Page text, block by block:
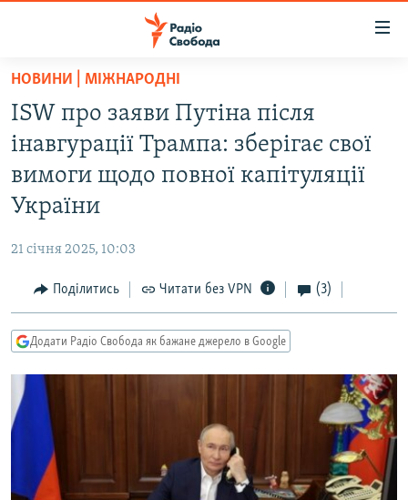
Перейти
основного
матеріалу
до
основної
Перейти
пошуку
ВСЕ ЗА ДОБУ
ПОЛІТИКА
КУЛЬТУРА
СПОРТ
СВІТ
ВІЙНА
ДОНБАС.РЕАЛІЇ
КРИМ.РЕАЛІЇ
ТИ ЯК?
КИТАЙ.ВИКЛИКИ
МУЛЬТИМЕДІА
ФОТО
СПЕЦПРОЄКТИ
НОВИНИ | МІЖНАРОДНІ
ISW про заяви Путіна після
інавгурації Трампа: зберігає свої
вимоги щодо повної капітуляції
України
21 січня 2025, 10:03
Поділитись Читати без VPN (3)
Додати Радіо Свобода як бажане джерело в Google